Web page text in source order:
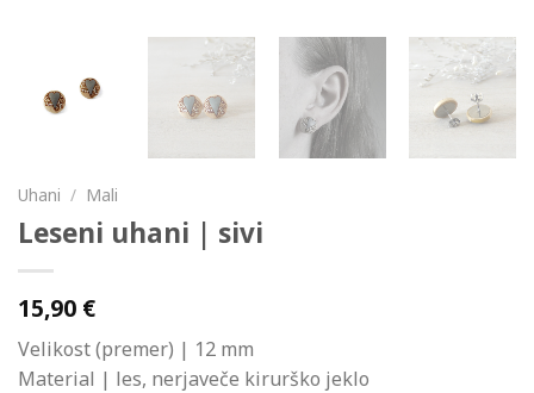
Uhani / Mali
Leseni uhani | sivi
15,90 €
Velikost (premer) | 12 mm
Material | les, nerjaveče kirurško jeklo